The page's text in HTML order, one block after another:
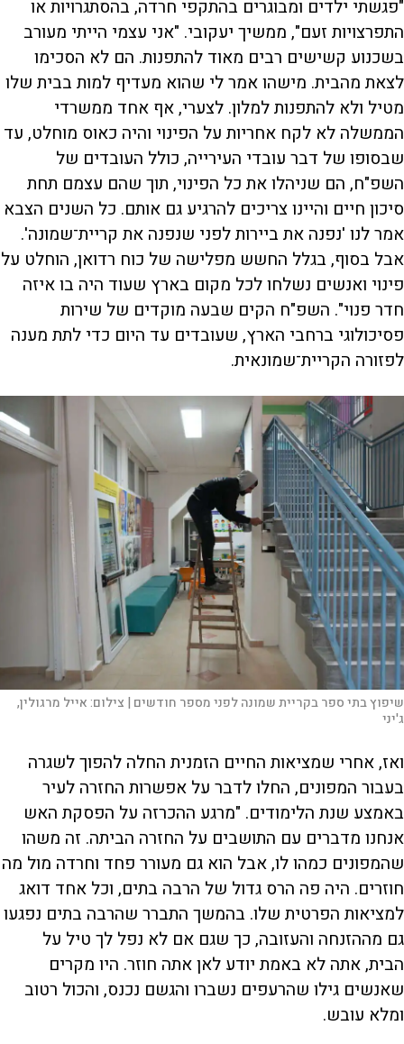
"פגשתי ילדים ומבוגרים בהתקפי חרדה, בהסתגרויות או
התפרצויות זעם", ממשיך יעקובי. "אני עצמי הייתי מעורב
בשכנוע קשישים רבים מאוד להתפנות. הם לא הסכימו
לצאת מהבית. מישהו אמר לי שהוא מעדיף למות בבית שלו
מטיל ולא להתפנות למלון. לצערי, אף אחד ממשרדי
הממשלה לא לקח אחריות על הפינוי והיה כאוס מוחלט, עד
שבסופו של דבר עובדי העירייה, כולל העובדים של
השפ"ח, הם שניהלו את כל הפינוי, תוך שהם עצמם תחת
סיכון חיים והיינו צריכים להרגיע גם אותם. כל השנים הצבא
אמר לנו 'נפנה את ביירות לפני שנפנה את קריית־שמונה'.
אבל בסוף, בגלל החשש מפלישה של כוח רדואן, הוחלט על
פינוי ואנשים נשלחו לכל מקום בארץ שעוד היה בו איזה
חדר פנוי". השפ"ח הקים שבעה מוקדים של שירות
פסיכולוגי ברחבי הארץ, שעובדים עד היום כדי לתת מענה
לפזורה הקריית־שמונאית.
שיפוץ בתי ספר בקריית שמונה לפני מספר חודשים | צילום:אייל מרגולין,
ג'יני
ואז, אחרי שמציאות החיים הזמנית החלה להפוך לשגרה
בעבור המפונים, החלו לדבר על אפשרות החזרה לעיר
באמצע שנת הלימודים. "מרגע ההכרזה על הפסקת האש
אנחנו מדברים עם התושבים על החזרה הביתה. זה משהו
שהמפונים כמהו לו, אבל הוא גם מעורר פחד וחרדה מול מה
חוזרים. היה פה הרס גדול של הרבה בתים, וכל אחד דואג
למציאות הפרטית שלו. בהמשך התברר שהרבה בתים נפגעו
גם מההזנחה והעזובה, כך שגם אם לא נפל לך טיל על
הבית, אתה לא באמת יודע לאן אתה חוזר. היו מקרים
שאנשים גילו שהרעפים נשברו והגשם נכנס, והכול רטוב
ומלא עובש.